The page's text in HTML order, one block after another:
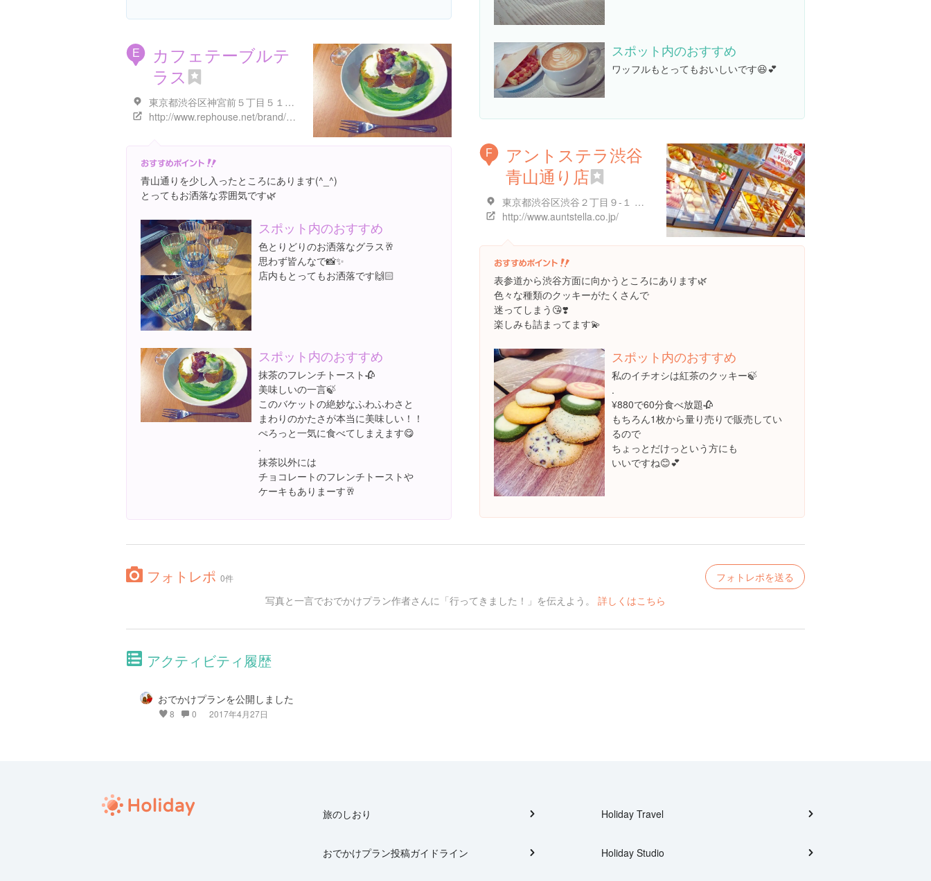
スポット内のおすすめ
ワッフルもとってもおいしいです😆💕
E
カフェテーブルテ
ラス
東京都渋谷区神宮前５丁目５１-８
http://www.rephouse.net/brand/cafe_table_terrace.html
青山通りを少し入ったところにあります(^_^)
とってもお洒落な雰囲気です🌿
スポット内のおすすめ
色とりどりのお洒落なグラス🥂
思わず皆んなで📸✨
店内もとってもお洒落です🙌🏻
スポット内のおすすめ
抹茶のフレンチトースト🥀
美味しいの一言🍃
このバケットの絶妙なふわふわさと
まわりのかたさが本当に美味しい！！
ぺろっと一気に食べてしまえます😋
.
抹茶以外には
チョコレートのフレンチトーストや
ケーキもありまーす🥂
F
アントステラ渋谷
青山通り店
東京都渋谷区渋谷２丁目９-１ アイアアネックスビル １F
http://www.auntstella.co.jp/
表参道から渋谷方面に向かうところにあります🌿
色々な種類のクッキーがたくさんで
迷ってしまう😘❣️
楽しみも詰まってます💫
スポット内のおすすめ
私のイチオシは紅茶のクッキー🍃
.
¥880で60分食べ放題🥀
もちろん1枚から量り売りで販売してい
るので
ちょっとだけっという方にも
いいですね😊💕
フォトレポ 0件
フォトレポを送る
写真と一言でおでかけプラン作者さんに「行ってきました！」を伝えよう。 詳しくはこちら
アクティビティ履歴
おでかけプランを公開しました
8 0 2017年4月27日
旅のしおり
おでかけプラン投稿ガイドライン
Holiday Travel
Holiday Studio